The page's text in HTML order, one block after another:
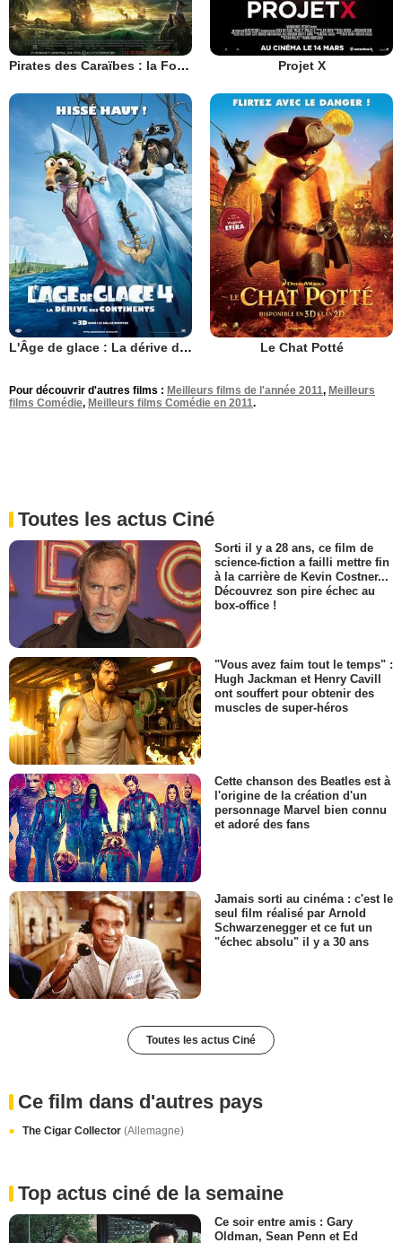
Pirates des Caraïbes : la Fontaine de Jouvence Projet X
L'Âge de glace : La dérive des continents Le Chat Potté
Pour découvrir d'autres films : Meilleurs films de l'année 2011, Meilleurs
films Comédie, Meilleurs films Comédie en 2011.
Toutes les actus Ciné
Sorti il y a 28 ans, ce film de
science-fiction a failli mettre fin
à la carrière de Kevin Costner...
Découvrez son pire échec au
box-office !
"Vous avez faim tout le temps" :
Hugh Jackman et Henry Cavill
ont souffert pour obtenir des
muscles de super-héros
Cette chanson des Beatles est à
l'origine de la création d'un
personnage Marvel bien connu
et adoré des fans
Jamais sorti au cinéma : c'est le
seul film réalisé par Arnold
Schwarzenegger et ce fut un
"échec absolu" il y a 30 ans
Toutes les actus Ciné
Ce film dans d'autres pays
The Cigar Collector (Allemagne)
Top actus ciné de la semaine
Ce soir entre amis : Gary
Oldman, Sean Penn et Ed